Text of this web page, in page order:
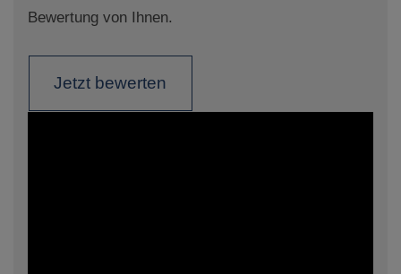
Bewertung von Ihnen.
Jetzt bewerten